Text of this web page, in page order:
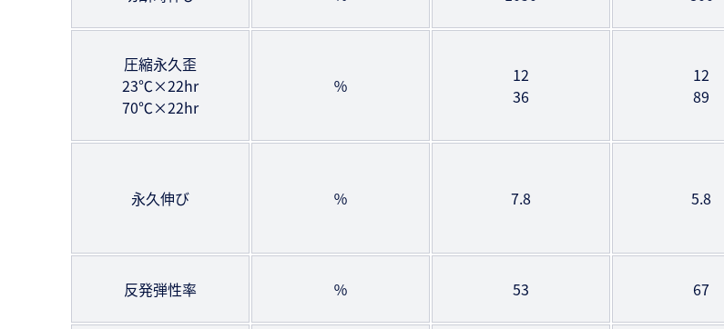
圧縮永久歪
23℃×22hr
70℃×22hr
％
12
36
12
89
永久伸び ％ 7.8 5.8
反発弾性率 ％ 53 67